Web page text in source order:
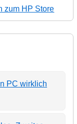
zum HP Store
PC wirklich